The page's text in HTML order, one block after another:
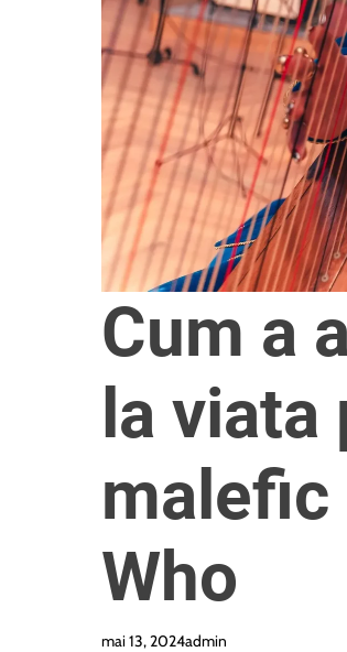
Cum a
la viata
malefic
Who
mai 13, 2024admin